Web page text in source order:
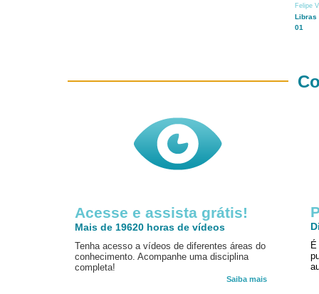
Felipe
Libras
01
Acesse e assista grátis!
Mais de 19620 horas de vídeos
Tenha acesso a vídeos de diferentes áreas do
conhecimento. Acompanhe uma disciplina
completa!
Saiba mais